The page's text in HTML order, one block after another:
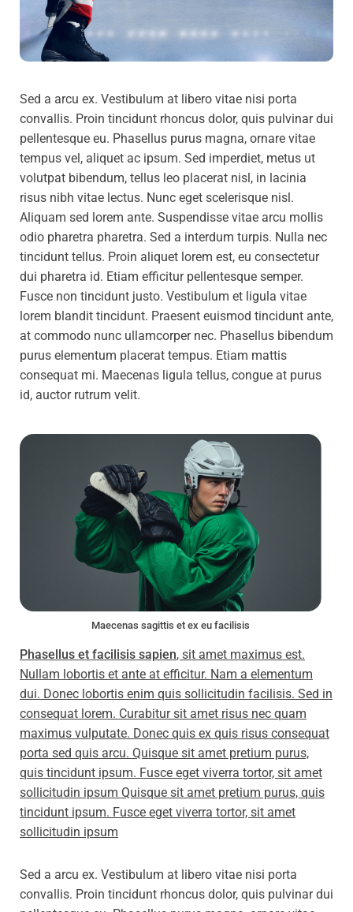
Sed a arcu ex. Vestibulum at libero vitae nisi porta
convallis. Proin tincidunt rhoncus dolor, quis pulvinar dui
pellentesque eu. Phasellus purus magna, ornare vitae
tempus vel, aliquet ac ipsum. Sed imperdiet, metus ut
volutpat bibendum, tellus leo placerat nisl, in lacinia
risus nibh vitae lectus. Nunc eget scelerisque nisl.
Aliquam sed lorem ante. Suspendisse vitae arcu mollis
odio pharetra pharetra. Sed a interdum turpis. Nulla nec
tincidunt tellus. Proin aliquet lorem est, eu consectetur
dui pharetra id. Etiam efficitur pellentesque semper.
Fusce non tincidunt justo. Vestibulum et ligula vitae
lorem blandit tincidunt. Praesent euismod tincidunt ante,
at commodo nunc ullamcorper nec. Phasellus bibendum
purus elementum placerat tempus. Etiam mattis
consequat mi. Maecenas ligula tellus, congue at purus
id, auctor rutrum velit.
Maecenas sagittis et ex eu facilisis
Phasellus et facilisis sapien, sit amet maximus est.
Nullam lobortis et ante at efficitur. Nam a elementum
dui. Donec lobortis enim quis sollicitudin facilisis. Sed in
consequat lorem. Curabitur sit amet risus nec quam
maximus vulputate. Donec quis ex quis risus consequat
porta sed quis arcu. Quisque sit amet pretium purus,
quis tincidunt ipsum. Fusce eget viverra tortor, sit amet
sollicitudin ipsum Quisque sit amet pretium purus, quis
tincidunt ipsum. Fusce eget viverra tortor, sit amet
sollicitudin ipsum
Sed a arcu ex. Vestibulum at libero vitae nisi porta
convallis. Proin tincidunt rhoncus dolor, quis pulvinar dui